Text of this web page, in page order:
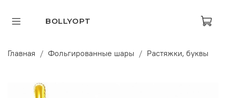
BOLLYOPT
Главная Фольгированные шары Растяжки, буквы